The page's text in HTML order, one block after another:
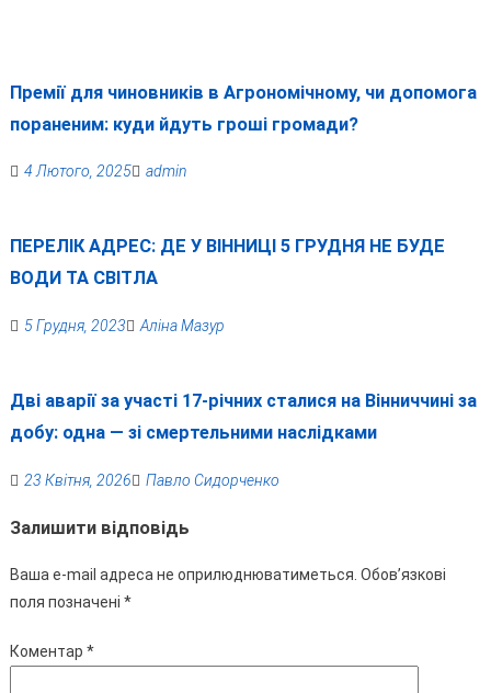
Премії для чиновників в Агрономічному, чи допомога
пораненим: куди йдуть гроші громади?
4 Лютого, 2025 admin
ПЕРЕЛІК АДРЕС: ДЕ У ВІННИЦІ 5 ГРУДНЯ НЕ БУДЕ
ВОДИ ТА СВІТЛА
5 Грудня, 2023 Аліна Мазур
Дві аварії за участі 17-річних сталися на Вінниччині за
добу: одна — зі смертельними наслідками
23 Квітня, 2026 Павло Сидорченко
Залишити відповідь
Ваша e-mail адреса не оприлюднюватиметься. Обов’язкові
поля позначені *
Коментар *